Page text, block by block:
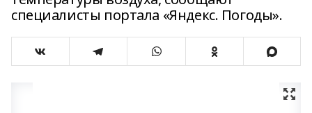
специалисты портала «Яндекс. Погоды».